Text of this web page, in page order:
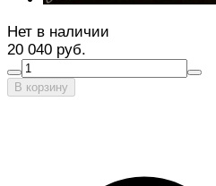
Нет в наличии
20 040 руб.
В корзину